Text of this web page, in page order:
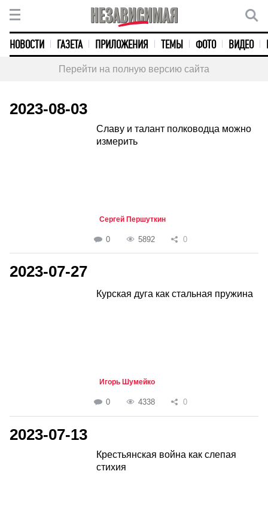
НОВОСТИ ГАЗЕТА ПРИЛОЖЕНИЯ ТЕМЫ ФОТО ВИДЕО
Перейти на полную версию сайта
2023-08-03
Славу и талант полководца можно
измерить
Сергей Першуткин
0 5892 0
2023-07-27
Курская дуга как стальная пружина
Игорь Шумейко
0 4338 0
2023-07-13
Крестьянская война как слепая
стихия